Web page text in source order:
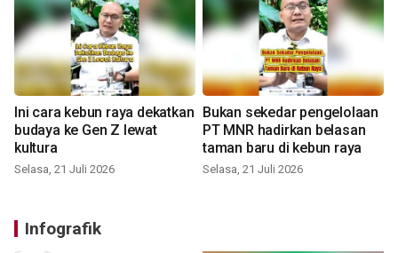
Ini cara kebun raya dekatkan
budaya ke Gen Z lewat
kultura
Selasa, 21 Juli 2026
Bukan sekedar pengelolaan
PT MNR hadirkan belasan
taman baru di kebun raya
Selasa, 21 Juli 2026
Infografik